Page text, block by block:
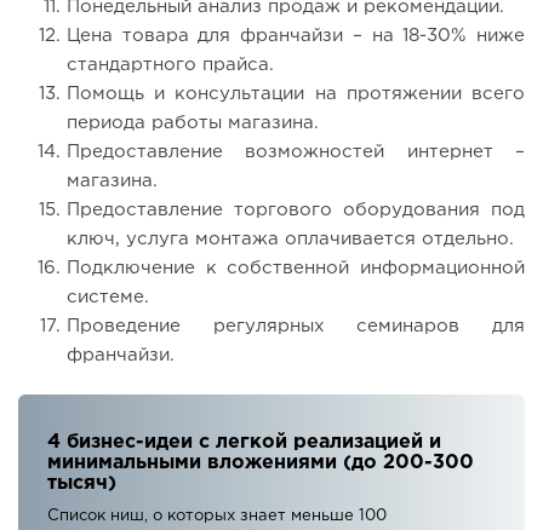
Понедельный анализ продаж и рекомендации.
Цена товара для франчайзи – на 18-30% ниже
стандартного прайса.
Помощь и консультации на протяжении всего
периода работы магазина.
Предоставление возможностей интернет –
магазина.
Предоставление торгового оборудования под
ключ, услуга монтажа оплачивается отдельно.
Подключение к собственной информационной
системе.
Проведение регулярных семинаров для
франчайзи.
4 бизнес-идеи с легкой реализацией и
минимальными вложениями (до 200-300
тысяч)
Список ниш, о которых знает меньше 100